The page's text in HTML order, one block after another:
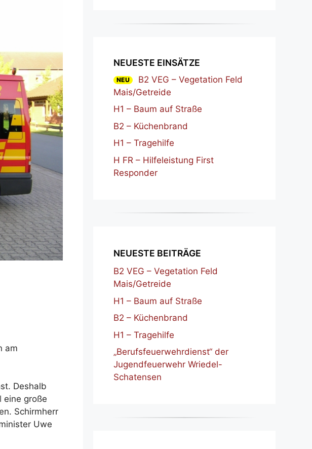
am
Deshalb
eine große
Schirmherr
Uwe
NEUESTE EINSÄTZE
NEU
B2 VEG – Vegetation Feld
Mais/Getreide
H1 – Baum auf Straße
B2 – Küchenbrand
H1 – Tragehilfe
H FR – Hilfeleistung First
Responder
NEUESTE BEITRÄGE
B2 VEG – Vegetation Feld
Mais/Getreide
H1 – Baum auf Straße
B2 – Küchenbrand
H1 – Tragehilfe
„Berufsfeuerwehrdienst“ der
Jugendfeuerwehr Wriedel-
Schatensen